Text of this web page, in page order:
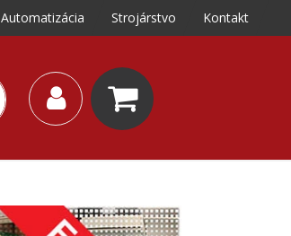
Automatizácia Strojárstvo Kontakt